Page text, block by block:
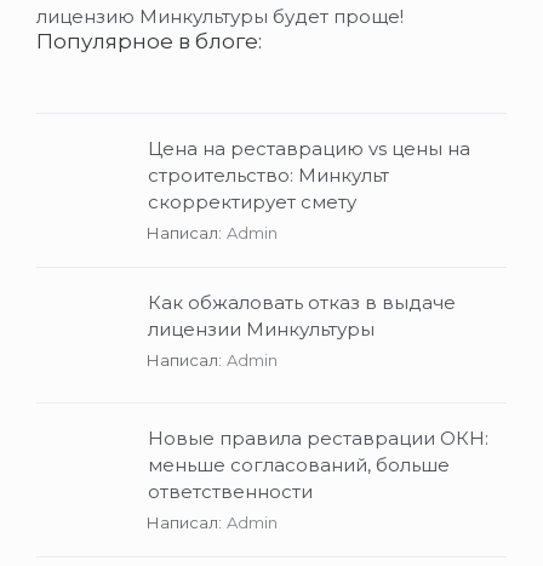
лицензию Минкультуры будет проще!
Популярное в блоге:
Цена на реставрацию vs цены на
строительство: Минкульт
скорректирует смету
Написал: Admin
Как обжаловать отказ в выдаче
лицензии Минкультуры
Написал: Admin
Новые правила реставрации ОКН:
меньше согласований, больше
ответственности
Написал: Admin